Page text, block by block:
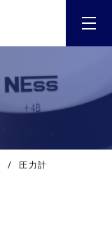
/ 圧力計